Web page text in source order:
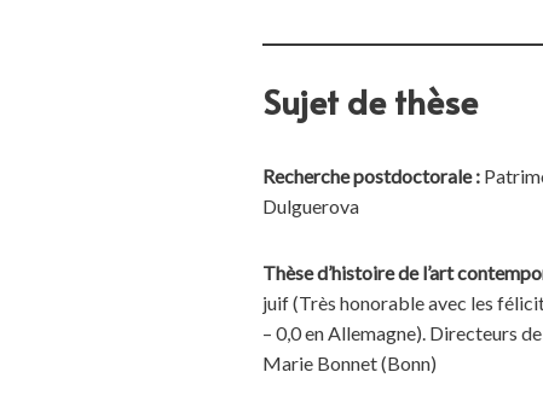
Sujet de thèse
Recherche postdoctorale :
Dulguerova
Thèse d’histoire de l’art
juif (Très honorable avec les
– 0,0 en Allemagne). Directeurs
Marie Bonnet (Bonn)